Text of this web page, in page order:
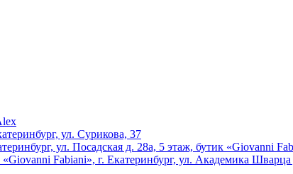
ул. Сурикова, 37
ул. Посадская д. 28а, 5 этаж, бутик «Giovanni
Fabiani», г. Екатеринбург, ул. Академика